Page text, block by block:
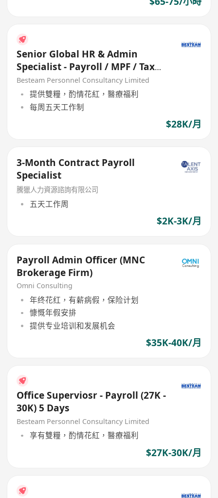
Senior Global HR & Admin
Specialist - Payroll / MPF / Tax
(28K) 5 Days
Besteam Personnel Consultancy Limited
提供雙糧，酌情花紅，醫療福利
每周五天工作制
$28K/月
3-Month Contract Payroll
Specialist
騰獵人力資源諮詢有限公司
五天工作周
$2K-3K/月
Payroll Admin Officer (MNC
Brokerage Firm)
Omni Consulting
年终花红，有薪病假，保险计划
慷慨年假安排
提供专业培训和发展机会
$35K-40K/月
Office Superviosr - Payroll (27K -
30K) 5 Days
Besteam Personnel Consultancy Limited
享有雙糧，酌情花紅，醫療福利
$27K-30K/月